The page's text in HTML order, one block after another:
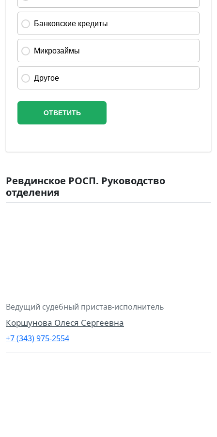
Ревдинское РОСП. Руководство
отделения
Ведущий судебный пристав-исполнитель
Коршунова Олеся Сергеевна
+7 (343) 975-2554